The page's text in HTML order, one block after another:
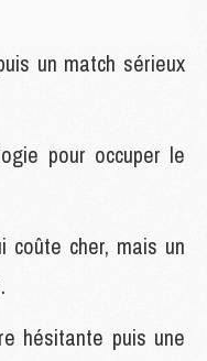
un match sérieux
pour occuper le
coûte cher, mais un
hésitante puis une